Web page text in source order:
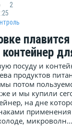
2
плавится
посуду и
продуктов
потом
и мы купили
на дне
микроволн...